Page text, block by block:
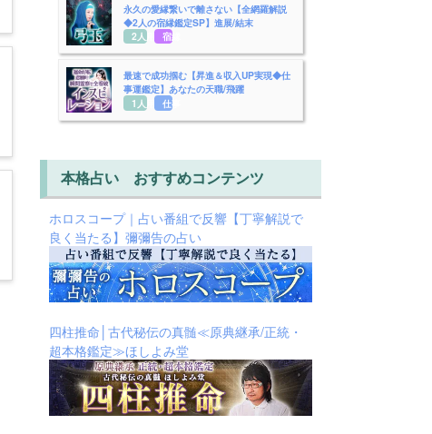
永久の愛縁繋いで離さない【全網羅解説
◆2人の宿縁鑑定SP】進展/結末
2人用 宿縁
最速で成功掴む【昇進＆収入UP実現◆仕
事運鑑定】あなたの天職/飛躍
1人用
仕事
本格占い おすすめコンテンツ
ホロスコープ｜占い番組で反響【丁寧解説で
良く当たる】彌彌告の占い
四柱推命│古代秘伝の真髄≪原典継承/正統・
超本格鑑定≫ほしよみ堂